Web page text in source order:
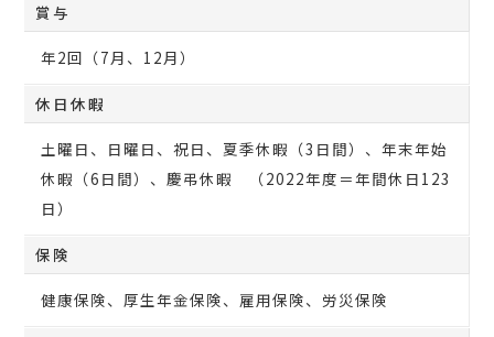
賞与
年2回（7月、12月）
休日休暇
土曜日、日曜日、祝日、夏季休暇（3日間）、年末年始
休暇（6日間）、慶弔休暇 （2022年度＝年間休日123
日）
保険
健康保険、厚生年金保険、雇用保険、労災保険